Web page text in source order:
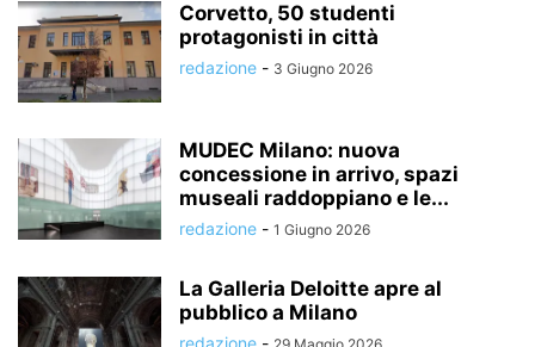
Corvetto, 50 studenti
protagonisti in città
redazione - 3 Giugno 2026
MUDEC Milano: nuova
concessione in arrivo, spazi
museali raddoppiano e le...
redazione - 1 Giugno 2026
La Galleria Deloitte apre al
pubblico a Milano